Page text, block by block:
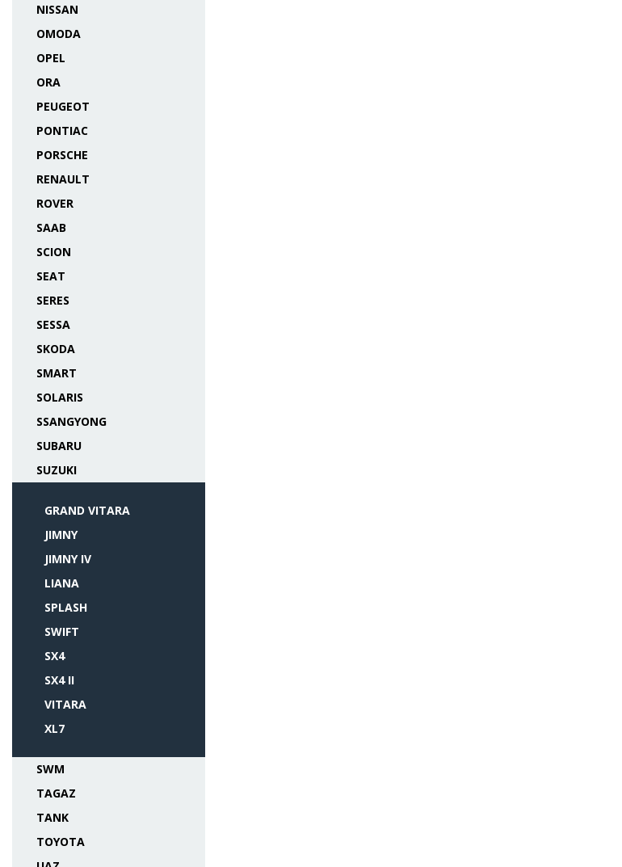
NISSAN
OMODA
OPEL
ORA
PEUGEOT
PONTIAC
PORSCHE
RENAULT
ROVER
SAAB
SCION
SEAT
SERES
SESSA
SKODA
SMART
SOLARIS
SSANGYONG
SUBARU
SUZUKI
GRAND VITARA
JIMNY
JIMNY IV
LIANA
SPLASH
SWIFT
SX4
SX4 II
VITARA
XL7
SWM
TAGAZ
TANK
TOYOTA